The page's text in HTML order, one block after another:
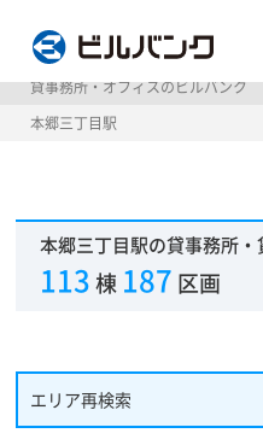
貸事務所・オフィスのビルバンク
本郷三丁目駅
本郷三丁目駅の貸事務所・
113棟 187 区画
エリア再検索